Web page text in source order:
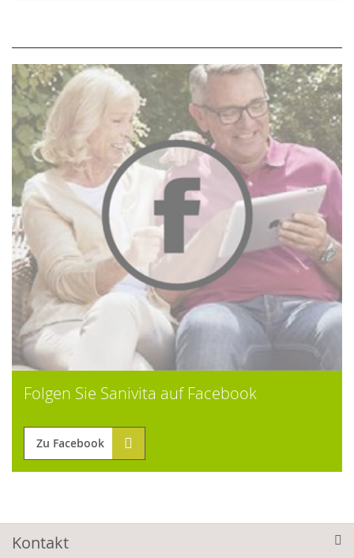
Folgen Sie Sanivita auf Facebook
Zu Facebook
Kontakt